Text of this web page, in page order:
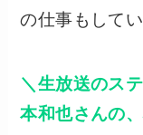
の仕事もしてい
＼生放送のス
本和也さんの